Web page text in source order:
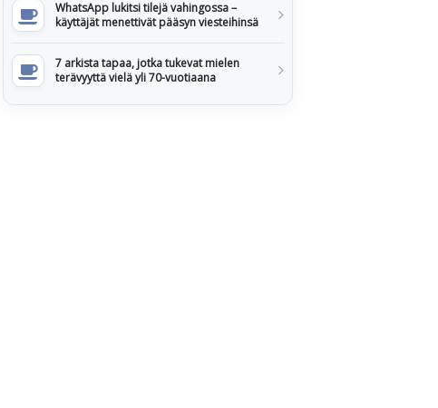
WhatsApp lukitsi tilejä vahingossa –
käyttäjät menettivät pääsyn viesteihinsä
7 arkista tapaa, jotka tukevat mielen
terävyyttä vielä yli 70-vuotiaana